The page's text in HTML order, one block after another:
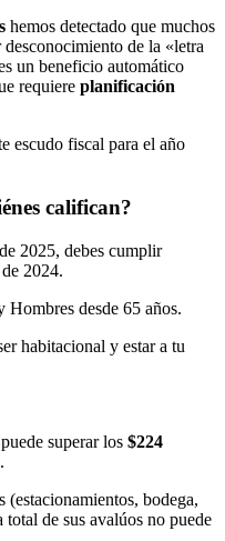
hemos detectado que muchos
de la «letra
un beneficio automático
requiere planificación
escudo fiscal para el año
califican?
2025, debes cumplir
2024.
Hombres desde 65 años.
habitacional y estar a tu
superar los $224
(estacionamientos, bodega,
total de sus avalúos no puede